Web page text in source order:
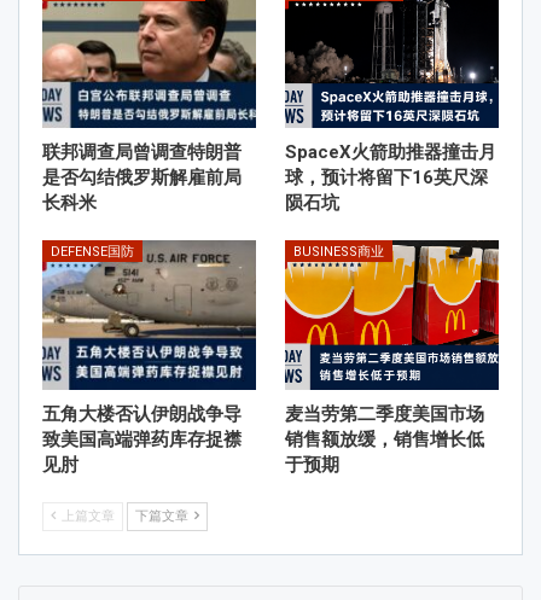
联邦调查局曾调查特朗普
是否勾结俄罗斯解雇前局
长科米
SpaceX火箭助推器撞击月
球，预计将留下16英尺深
陨石坑
DEFENSE国防
五角大楼否认伊朗战争导
致美国高端弹药库存捉襟
见肘
BUSINESS商业
麦当劳第二季度美国市场
销售额放缓，销售增长低
于预期
上篇文章 下篇文章